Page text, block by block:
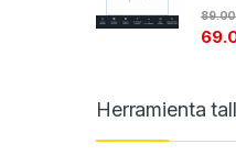
89.00
Herramienta